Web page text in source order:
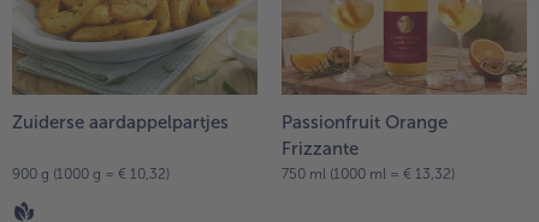
Zuiderse aardappelpartjes
900 g (1000 g = € 10,32)
Passionfruit Orange
Frizzante
750 ml (1000 ml = € 13,32)